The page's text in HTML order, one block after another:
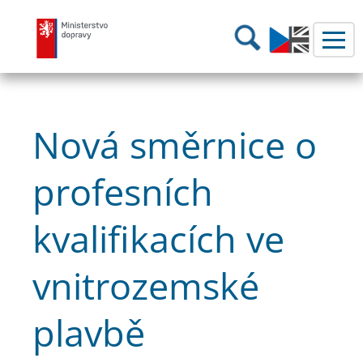
Ministerstvo dopravy Hledání
Nová směrnice o
profesních
kvalifikacích ve
vnitrozemské
plavbě